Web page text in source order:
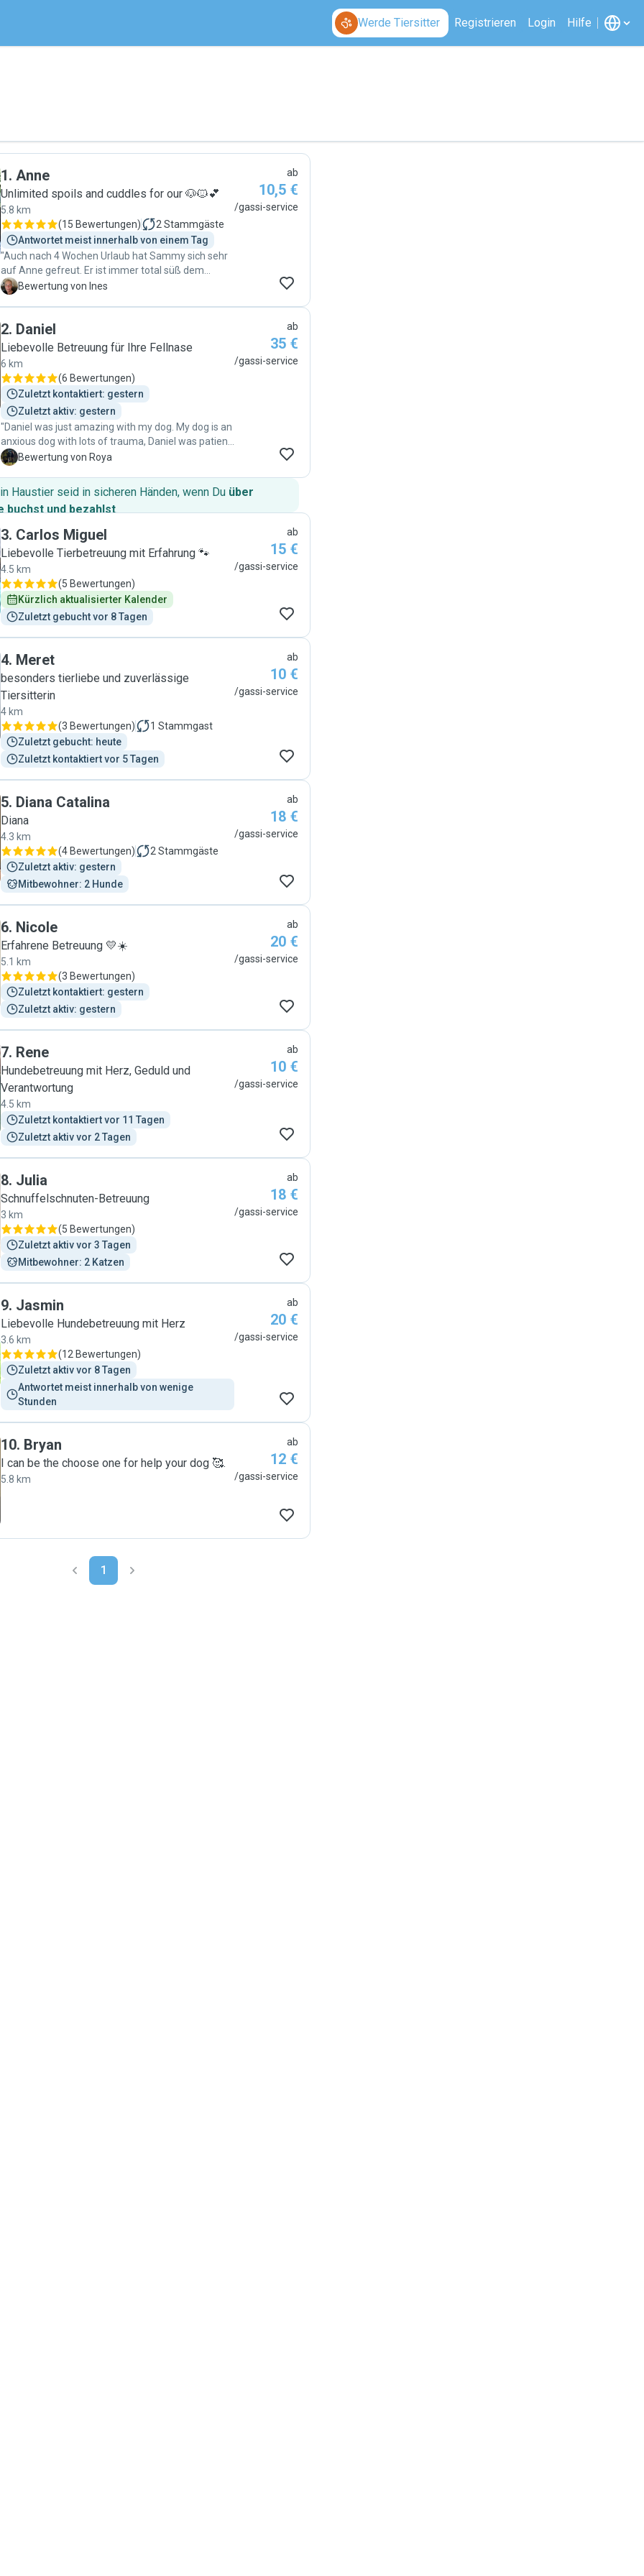
Werde Tiersitter Registrieren Login Hilfe
1. Anne
Unlimited spoils and cuddles for our 🐶🐱💕
5.8 km
(15 Bewertungen) 2 Stammgäste
Antwortet meist innerhalb von einem Tag
"Auch nach 4 Wochen Urlaub hat Sammy sich sehr
auf Anne gefreut. Er ist immer total süß dem
Häuschen wenn Anne die Treppe hoch kommt. Wir
sehr flexibel und immer pünktlich. Und immer gut
gelaunt und freundlich. "
I Bewertung von Ines
ab
10,5 €
/gassi-service
2. Daniel
Liebevolle Betreuung für Ihre Fellnase
6 km
(6 Bewertungen)
Zuletzt kontaktiert: gestern
Zuletzt aktiv: gestern
"Daniel was just amazing with my dog. My dog is an
anxious dog with lots of trauma, Daniel was patient,
understanding, took time and showed lots of
doing this regularly "
R Bewertung von Roya
ab
35 €
/gassi-service
Haustier seid in sicheren Händen, wenn Du über
buchst und bezahlst.
3. Carlos Miguel
Liebevolle Tierbetreuung mit Erfahrung 🐾
4.5 km
(5 Bewertungen)
Kürzlich aktualisierter Kalender
Zuletzt gebucht vor 8 Tagen
ab
15 €
/gassi-service
4. Meret
besonders tierliebe und zuverlässige
Tiersitterin
4 km
(3 Bewertungen) 1 Stammgast
Zuletzt gebucht: heute
Zuletzt kontaktiert vor 5 Tagen
ab
10 €
/gassi-service
5. Diana Catalina
Diana
4.3 km
(4 Bewertungen) 2 Stammgäste
Zuletzt aktiv: gestern
Mitbewohner: 2 Hunde
ab
18 €
/gassi-service
6. Nicole
Erfahrene Betreuung 💛☀️
5.1 km
(3 Bewertungen)
Zuletzt kontaktiert: gestern
Zuletzt aktiv: gestern
ab
20 €
/gassi-service
7. Rene
Hundebetreuung mit Herz, Geduld und
Verantwortung
4.5 km
Zuletzt kontaktiert vor 11 Tagen
Zuletzt aktiv vor 2 Tagen
ab
10 €
/gassi-service
8. Julia
Schnuffelschnuten-Betreuung
3 km
(5 Bewertungen)
Zuletzt aktiv vor 3 Tagen
Mitbewohner: 2 Katzen
ab
18 €
/gassi-service
9. Jasmin
Liebevolle Hundebetreuung mit Herz
3.6 km
(12 Bewertungen)
Zuletzt aktiv vor 8 Tagen
Antwortet meist innerhalb von wenige
Stunden
ab
20 €
/gassi-service
10. Bryan
I can be the choose one for help your dog 🥰.
5.8 km
ab
12 €
/gassi-service
1